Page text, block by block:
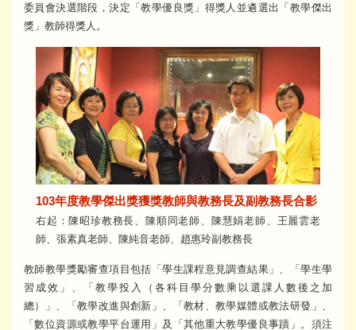
委員會決選階段，決定「教學優良獎」得獎人並遴選出「教學傑出
獎」教師得獎人。
103年度教學傑出獎獲獎教師與教務長及副教務長合影
右起：陳昭珍教務長、陳順同老師、陳慧娟老師、王麗雲老
師、張素真老師、陳純音老師、趙惠玲副教務長
教師教學獎勵審查項目包括「學生課程意見調查結果」、「學生學
習成效」、「教學投入（各科目學分數乘以選課人數後之加
總）」、「教學改進與創新」、「教材、教學媒體或教法研發」、
「數位資源或教學平台運用」及「其他重大教學優良事蹟」。須注